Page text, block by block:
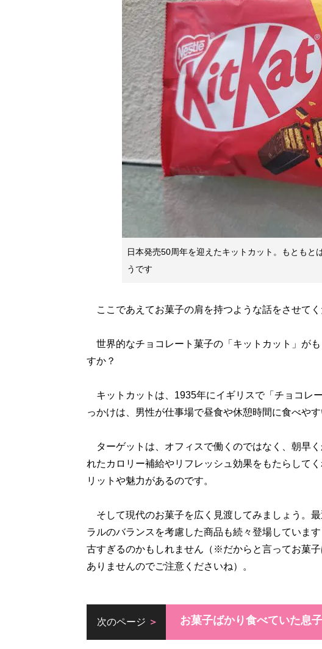
日本発売50周年を迎えたキットカット。もともと
うです
ここであえてお菓子の肩を持つような話をさせてく
世界的なチョコレート菓子の「キットカット」がも
すか？
キットカットは、1935年にイギリスで「チョコレ
っかけは、男性が仕事場で昼食や休憩時間に食べや
ターゲットは、オフィスで働くのではなく、朝早
れたカロリー補給やリフレッシュ効果をもたらして
リットや魅力があるのです。
そして現代のお菓子を広く見渡してみましょう。
ラルのバランスを考慮した商品も続々登場していま
古すぎるのかもしれません（※だからと言ってお菓
ありませんのでご注意くださいね）。
次のページ お菓子ばかり食べていた息